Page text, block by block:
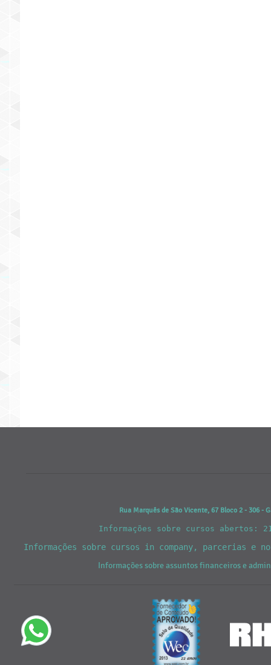
Rua Marquês de São Vicente, 67 Bloco 2 - 306 -
Informações sobre cursos abertos:
Informações sobre cursos in company, parcerias e
Informações sobre assuntos financeiros e